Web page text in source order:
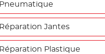
Pneumatique
Réparation Jantes
Réparation Plastique